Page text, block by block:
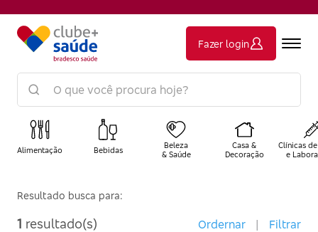
Fazer login
Alimentação Bebidas
Beleza
& Saúde
Casa &
Decoração
Clínicas
e
Resultado busca para:
1 resultado(s) Ordernar | Filtrar